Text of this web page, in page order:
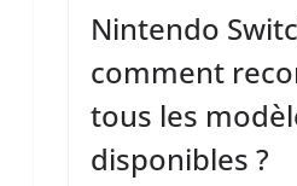
Nintendo
comment
tous les
disponibles ?